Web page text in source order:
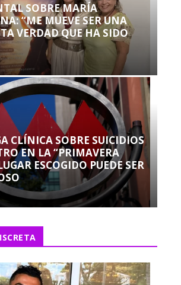
SOBRE MARÍA
“ME MUEVE SER UNA
VERDAD QUE HA SIDO
CLÍNICA SOBRE SUICIDIOS
EN LA “PRIMAVERA
ESCOGIDO PUEDE SER